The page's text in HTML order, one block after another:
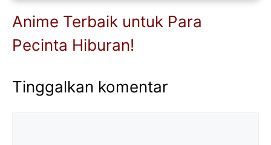
Anime Terbaik untuk Para
Pecinta Hiburan!
Tinggalkan komentar